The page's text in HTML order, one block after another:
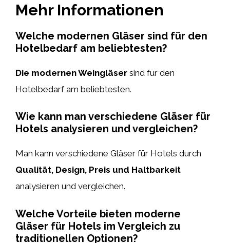
Mehr Informationen
Welche modernen Gläser sind für den
Hotelbedarf am beliebtesten?
Die modernen Weingläser sind für den
Hotelbedarf am beliebtesten.
Wie kann man verschiedene Gläser für
Hotels analysieren und vergleichen?
Man kann verschiedene Gläser für Hotels durch
Qualität, Design, Preis und Haltbarkeit
analysieren und vergleichen.
Welche Vorteile bieten moderne
Gläser für Hotels im Vergleich zu
traditionellen Optionen?